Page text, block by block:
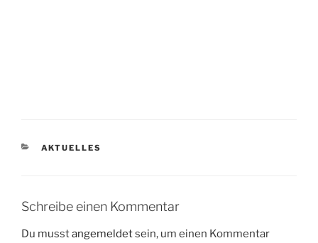
KATEGORIEN
AKTUELLES
Schreibe einen Kommentar
Du musstangemeldetsein, um einen Kommentar